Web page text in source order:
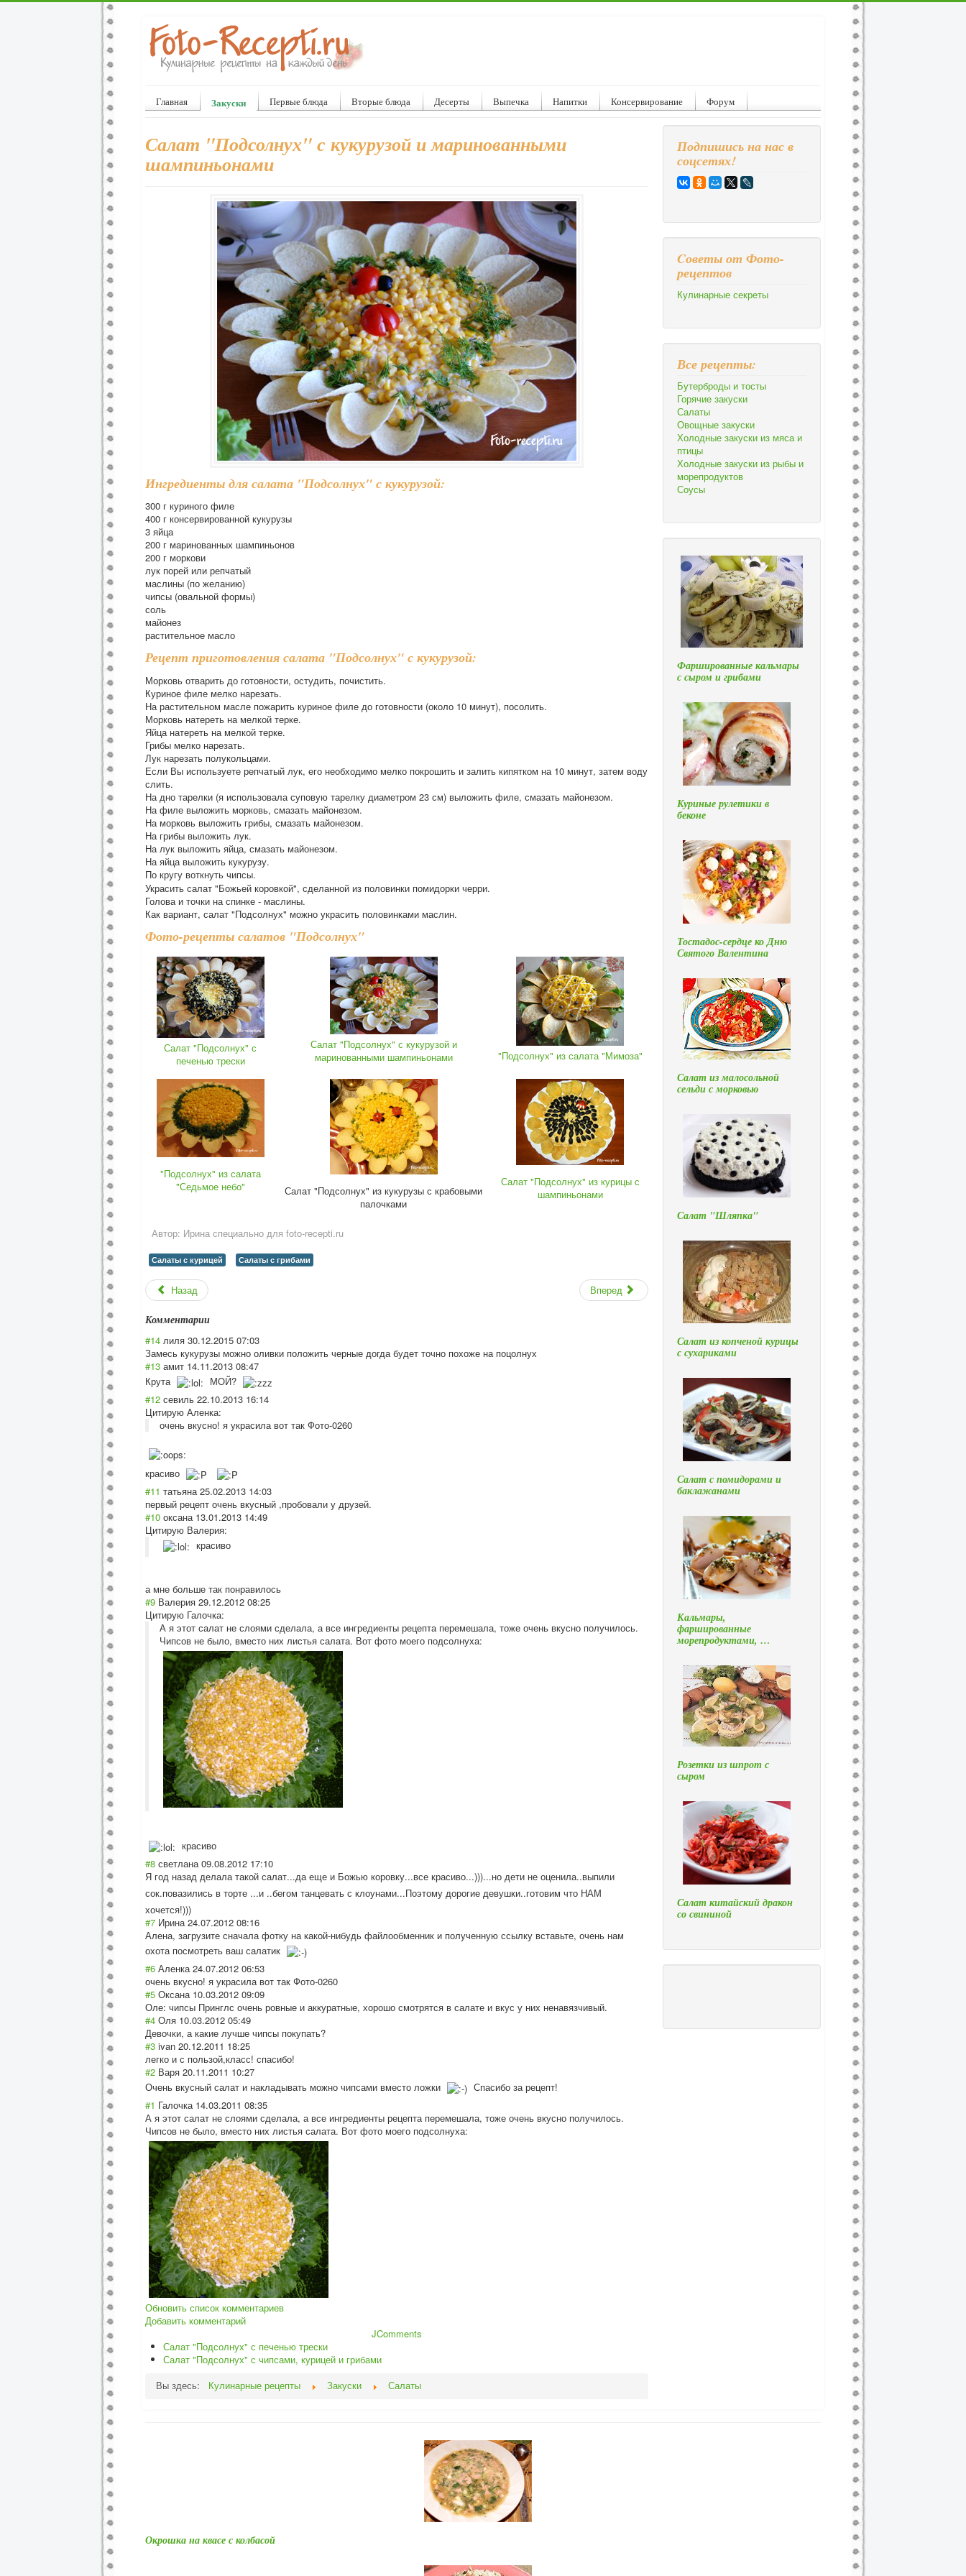
Главная Закуски Первые блюда Вторые блюда Десерты Выпечка Напитки Консервирование Форум
Салат "Подсолнух" с кукурузой и маринованными
шампиньонами
Ингредиенты для салата "Подсолнух" с кукурузой:
300 г куриного филе
400 г консервированной кукурузы
3 яйца
200 г маринованных шампиньонов
200 г моркови
лук порей или репчатый
маслины (по желанию)
чипсы (овальной формы)
соль
майонез
растительное масло
Рецепт приготовления салата "Подсолнух" с кукурузой:
Морковь отварить до готовности, остудить, почистить.
Куриное филе мелко нарезать.
На растительном масле пожарить куриное филе до готовности (около 10 минут), посолить.
Морковь натереть на мелкой терке.
Яйца натереть на мелкой терке.
Грибы мелко нарезать.
Лук нарезать полукольцами.
Если Вы используете репчатый лук, его необходимо мелко покрошить и залить кипятком на 10 минут, затем воду
слить.
На дно тарелки (я использовала суповую тарелку диаметром 23 см) выложить филе, смазать майонезом.
На филе выложить морковь, смазать майонезом.
На морковь выложить грибы, смазать майонезом.
На грибы выложить лук.
На лук выложить яйца, смазать майонезом.
На яйца выложить кукурузу.
По кругу воткнуть чипсы.
Украсить салат "Божьей коровкой", сделанной из половинки помидорки черри.
Голова и точки на спинке - маслины.
Как вариант, салат "Подсолнух" можно украсить половинками маслин.
Фото-рецепты салатов "Подсолнух"
Салат "Подсолнух" с
печенью трески
Салат "Подсолнух" с кукурузой и
маринованными шампиньонами
"Подсолнух" из салата "Мимоза"
"Подсолнух" из салата
"Седьмое небо"
Салат "Подсолнух" из кукурузы с крабовыми
палочками
Салат "Подсолнух" из курицы с
шампиньонами
Автор: Ирина специально для foto-recepti.ru
Салаты с курицей Салаты с грибами
Назад Вперед
Комментарии
#14 лиля 30.12.2015 07:03
Замесь кукурузы можно оливки положить черные догда будет точно похоже на поцолнух
#13 амит 14.11.2013 08:47
Крута
МОЙ?
#12 севиль 22.10.2013 16:14
Цитирую Аленка:
очень вкусно! я украсила вот так Фото-0260
красиво
#11 татьяна 25.02.2013 14:03
первый рецепт очень вкусный ,пробовали у друзей.
#10 оксана 13.01.2013 14:49
Цитирую Валерия:
красиво
а мне больше так понравилось
#9 Валерия 29.12.2012 08:25
Цитирую Галочка:
А я этот салат не слоями сделала, а все ингредиенты рецепта перемешала, тоже очень вкусно получилось.
Чипсов не было, вместо них листья салата. Вот фото моего подсолнуха:
красиво
#8 светлана 09.08.2012 17:10
Я год назад делала такой салат...да еще и Божью коровку...все красиво...)))...но дети не оценила..выпили
сок.повазились в торте ...и ..бегом танцевать с клоунами...Поэтому дорогие девушки..готовим что НАМ
хочется!)))
#7 Ирина 24.07.2012 08:16
Алена, загрузите сначала фотку на какой-нибудь файлообменник и полученную ссылку вставьте, очень нам
охота посмотреть ваш салатик
#6 Аленка 24.07.2012 06:53
очень вкусно! я украсила вот так Фото-0260
#5 Оксана 10.03.2012 09:09
Оле: чипсы Принглс очень ровные и аккуратные, хорошо смотрятся в салате и вкус у них ненавязчивый.
#4 Оля 10.03.2012 05:49
Девочки, а какие лучше чипсы покупать?
#3 ivan 20.12.2011 18:25
легко и с пользой,класс! спасибо!
#2 Варя 20.11.2011 10:27
Очень вкусный салат и накладывать можно чипсами вместо ложки
Спасибо за рецепт!
#1 Галочка 14.03.2011 08:35
А я этот салат не слоями сделала, а все ингредиенты рецепта перемешала, тоже очень вкусно получилось.
Чипсов не было, вместо них листья салата. Вот фото моего подсолнуха:
Обновить список комментариев
Добавить комментарий
JComments
Салат "Подсолнух" с печенью трески
Салат "Подсолнух" с чипсами, курицей и грибами
Вы здесь:
Кулинарные рецепты Закуски Салаты
Подпишись на нас в
соцсетях!
Cоветы от Фото-
рецептов
Кулинарные секреты
Все рецепты:
Бутерброды и тосты
Горячие закуски
Салаты
Овощные закуски
Холодные закуски из мяса и
птицы
Холодные закуски из рыбы и
морепродуктов
Соусы
Фаршированные кальмары
с сыром и грибами
Куриные рулетики в
беконе
Тостадос-сердце ко Дню
Святого Валентина
Салат из малосольной
сельди с морковью
Салат "Шляпка"
Салат из копченой курицы
с сухариками
Салат с помидорами и
баклажанами
Кальмары,
фаршированные
морепродуктами, …
Розетки из шпрот с
сыром
Салат китайский дракон
со свининой
Окрошка на квасе с колбасой